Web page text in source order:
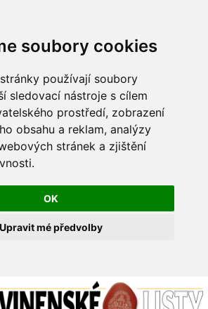
soubory cookies
používají soubory
sledovací nástroje s cílem
prostředí, zobrazení
obsahu a reklam, analýzy
stránek a zjištění
OK
Upravit mé předvolby